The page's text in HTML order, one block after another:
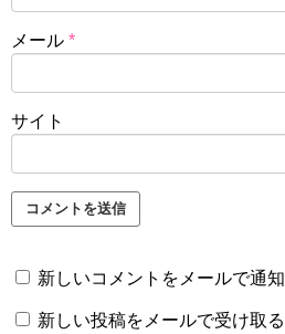
メール *
サイト
新しいコメントをメールで通知
新しい投稿をメールで受け取る